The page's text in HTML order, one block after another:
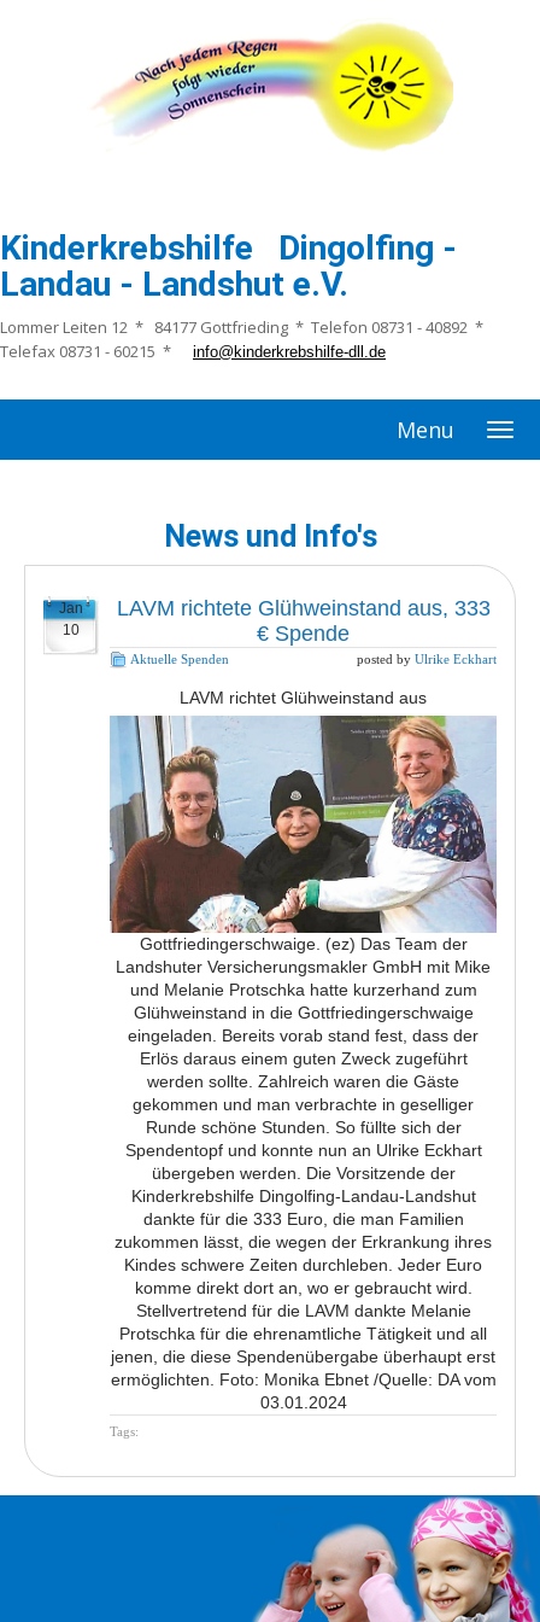
Kinderkrebshilfe Dingolfing -
Landau - Landshut e.V.
Lommer Leiten 12 * 84177 Gottfrieding * Telefon 08731 - 40892 *
Telefax 08731 - 60215 *
info@kinderkrebshilfe-dll.de
Menu
News und Info's
Jan
10
LAVM richtete Glühweinstand aus, 333
€ Spende
Aktuelle Spenden posted by Ulrike Eckhart
LAVM richtet Glühweinstand aus
Gottfriedingerschwaige. (ez) Das Team der
Landshuter Versicherungsmakler GmbH mit Mike
und Melanie Protschka hatte kurzerhand zum
Glühweinstand in die Gottfriedingerschwaige
eingeladen. Bereits vorab stand fest, dass der
Erlös daraus einem guten Zweck zugeführt
werden sollte. Zahlreich waren die Gäste
gekommen und man verbrachte in geselliger
Runde schöne Stunden. So füllte sich der
Spendentopf und konnte nun an Ulrike Eckhart
übergeben werden. Die Vorsitzende der
Kinderkrebshilfe Dingolfing-Landau-Landshut
dankte für die 333 Euro, die man Familien
zukommen lässt, die wegen der Erkrankung ihres
Kindes schwere Zeiten durchleben. Jeder Euro
komme direkt dort an, wo er gebraucht wird.
Stellvertretend für die LAVM dankte Melanie
Protschka für die ehrenamtliche Tätigkeit und all
jenen, die diese Spendenübergabe überhaupt erst
ermöglichten. Foto: Monika Ebnet /Quelle: DA vom
03.01.2024
Tags: